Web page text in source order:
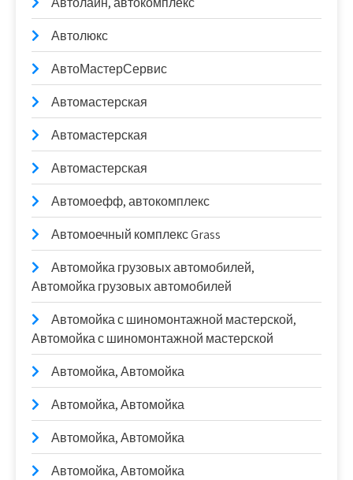
Автолюкс
АвтоМастерСервис
Автомастерская
Автомастерская
Автомастерская
Автомоефф, автокомплекс
Автомоечный комплекс Grass
Автомойка грузовых автомобилей,
Автомойка грузовых автомобилей
Автомойка с шиномонтажной мастерской,
Автомойка с шиномонтажной мастерской
Автомойка, Автомойка
Автомойка, Автомойка
Автомойка, Автомойка
Автомойка, Автомойка